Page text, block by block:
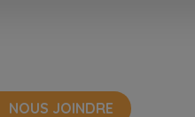
JOINDRE